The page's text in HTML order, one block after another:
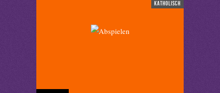
katholisch